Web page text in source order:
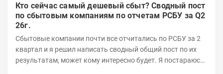
Кто сейчас самый дешевый сбыт? Сводный пост
по сбытовым компаниям по отчетам РСБУ за Q2
26г.
Сбытовые компании почти все отчитались по РСБУ за 2
квартал и я решил написать сводный общий пост по их
результатам, может кому интересно будет. Я постараюсь